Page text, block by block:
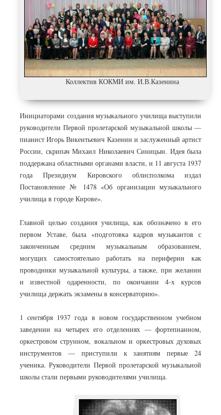
Коллектив КОКМИ им. И.В.Казенина
Инициаторами создания музыкального училища выступили
руководители Первой пролетарской музыкальной школы —
пианист Игорь Викентьевич Казенин и заслуженный артист
России, скрипач Михаил Николаевич Синицын. Идея была
поддержана областными органами власти, и 11 августа 1937
года Президиум Кировского облисполкома издал
Постановление № 1478 «Об организации музыкального
училища в городе Кирове».
Главной целью создания училища, как обозначено в его
первом Уставе, была «подготовка кадров музыкантов с
законченным средним музыкальным образованием,
могущих самостоятельно работать на периферии как
проводники музыкальной культуры, а также, при желании
и известной одаренности, по окончании 4-х курсов
училища держать экзамены в консерваторию».
1 сентября 1937 года в новом государственном учебном
заведении на четырех его отделениях — фортепианном,
оркестровом струнном, вокальном и оркестровых духовых
инструментов — приступили к занятиям первые 24
ученика. Руководители Первой пролетарской музыкальной
школы стали первыми руководителями училища.